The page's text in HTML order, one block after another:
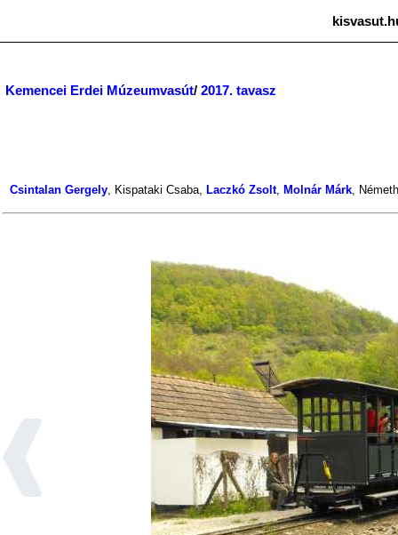
Kemencei Erdei Múzeumvasút/ 2017. tavasz
Csintalan Gergely, Kispataki Csaba, Laczkó Zsolt, Molnár Márk,